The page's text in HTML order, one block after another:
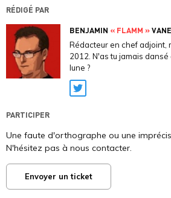
RÉDIGÉ PAR
BENJAMIN « FLAMM »
Rédacteur en chef adjoint,
2012. N'as tu jamais
lune ?
Twitter
PARTICIPER
Une faute d'orthographe ou une
N'hésitez pas à nous contacter.
Envoyer un ticket